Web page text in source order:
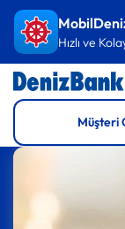
İçeriğe Git
Hızlı ve
Müşteri